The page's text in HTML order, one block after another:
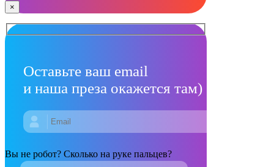
×
Оставьте ваш email
и наша преза окажется там)
Вы не робот? Сколько на руке пальцев?